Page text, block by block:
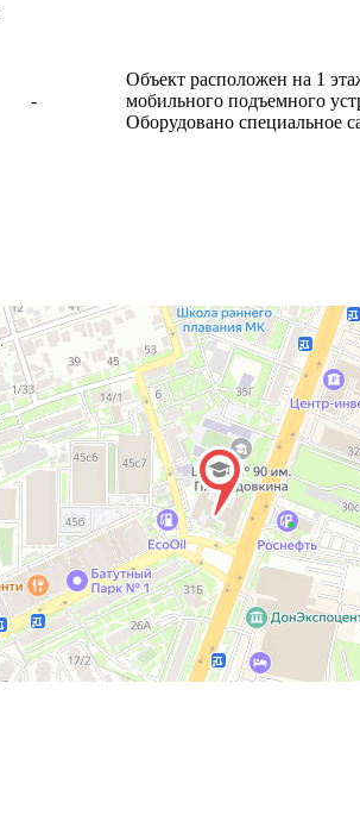
-
Объект расположен на 1
мобильного подъемного
Оборудовано специальное